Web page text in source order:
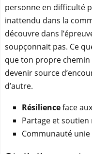
personne en difficulté
inattendu dans la
découvre dans
soupçonnait pas. Ce
que ton propre chemin
devenir source
d’autre.
Résilienceface
Partage et soutien
Communauté unie